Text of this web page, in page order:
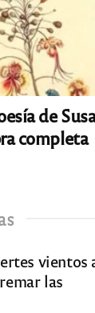
de
completa
vientos
las